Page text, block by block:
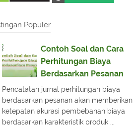
Populer
Contoh Soal dan Cara
Perhitungan Biaya
Berdasarkan Pesanan
Pencatatan jurnal perhitungan biaya
berdasarkan pesanan akan memberikan
ketepatan akurasi pembebanan biaya
berdasarkan karakteristik produk ...